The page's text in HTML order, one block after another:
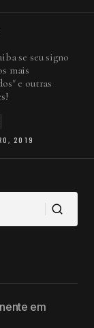
se seu signo
mais
e outras
2019
em